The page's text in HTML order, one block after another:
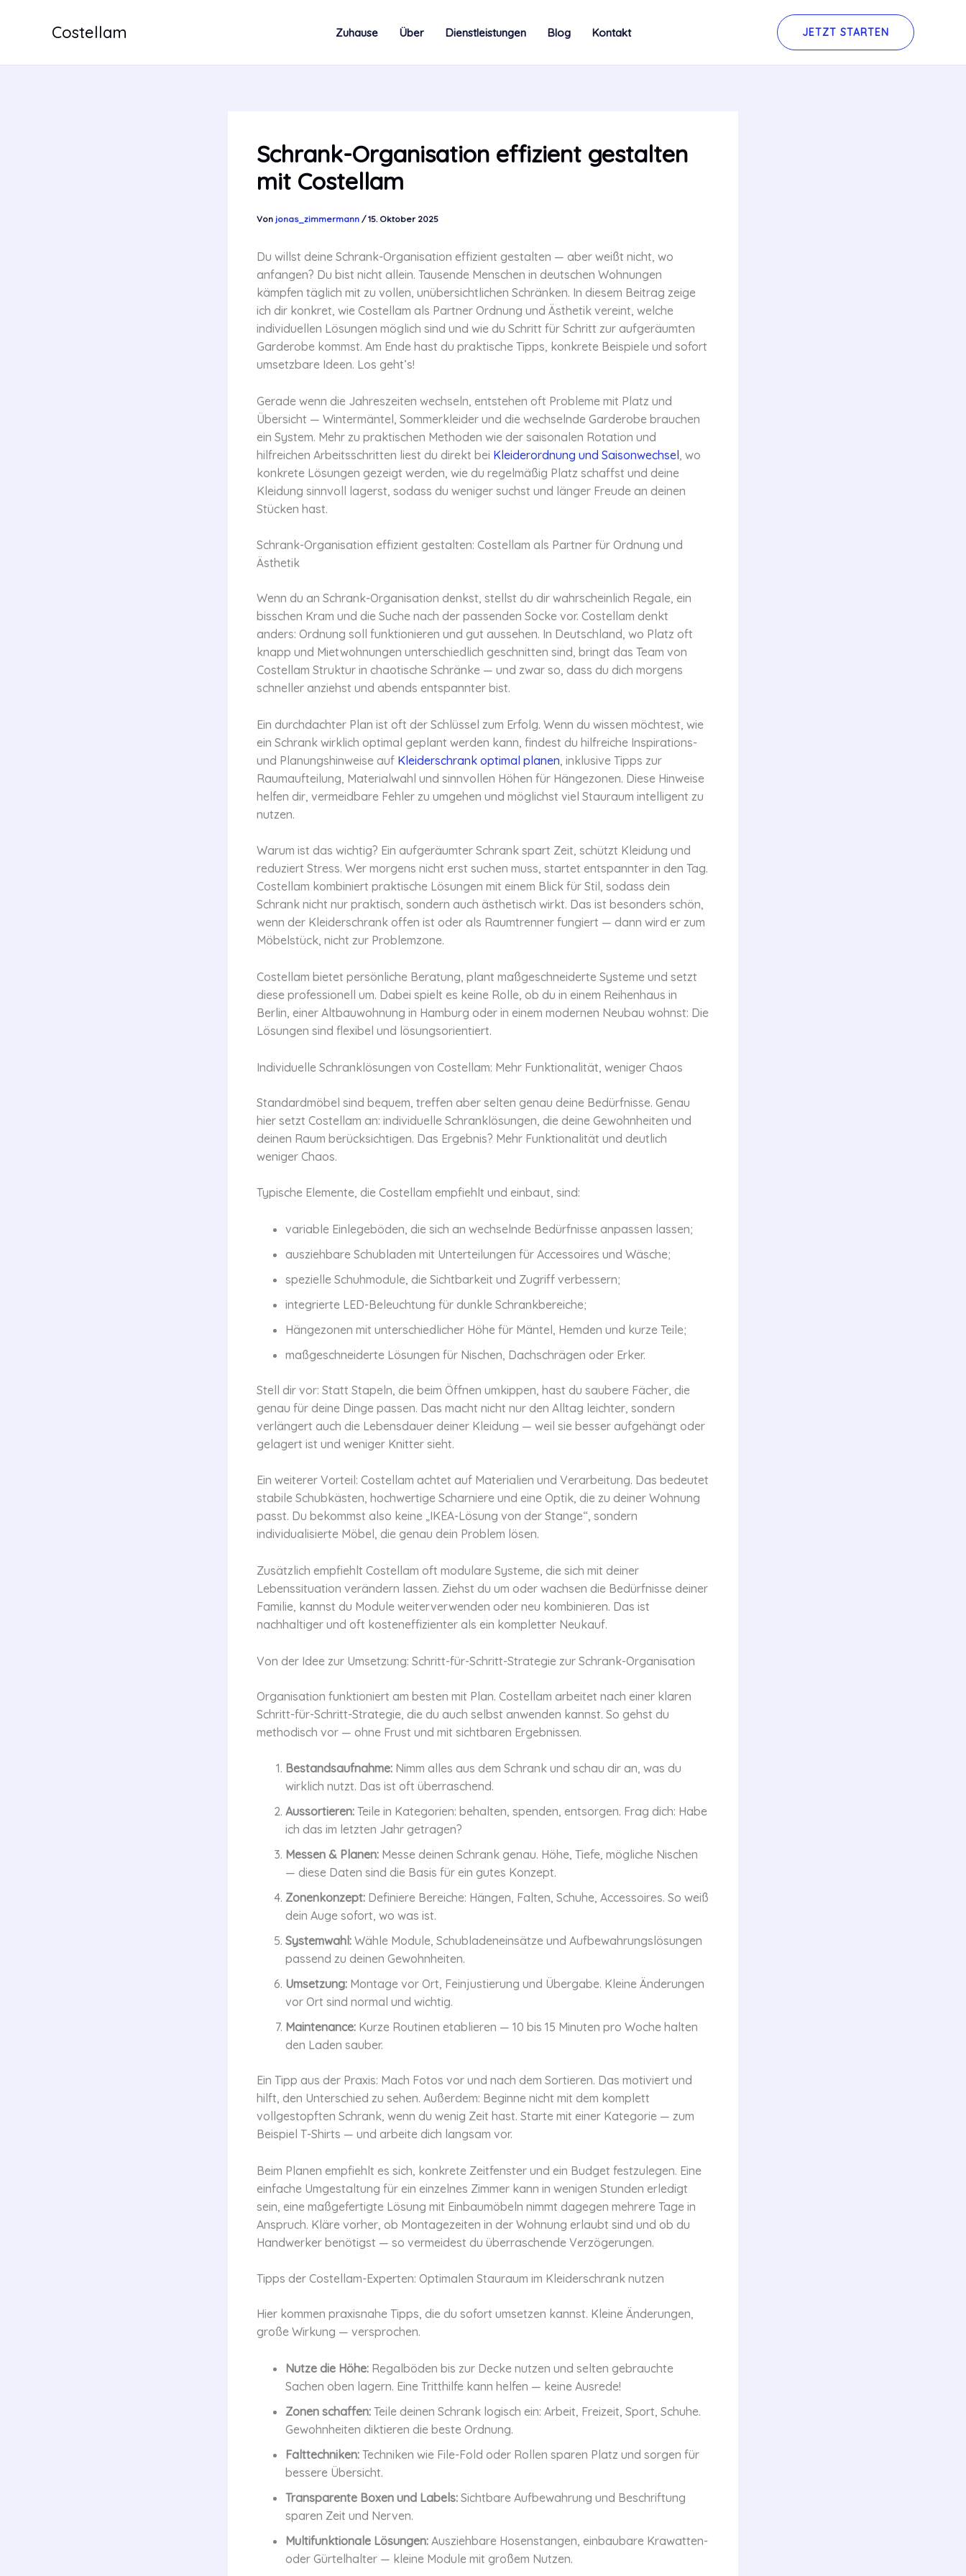
Costellam Zuhause Über Dienstleistungen Blog Kontakt JETZT STARTEN
Schrank-Organisation effizient gestalten
mit Costellam
Von jonas_zimmermann /15. Oktober 2025
Du willst deine Schrank-Organisation effizient gestalten — aber weißt nicht, wo
anfangen? Du bist nicht allein. Tausende Menschen in deutschen Wohnungen
kämpfen täglich mit zu vollen, unübersichtlichen Schränken. In diesem Beitrag zeige
ich dir konkret, wie Costellam als Partner Ordnung und Ästhetik vereint, welche
individuellen Lösungen möglich sind und wie du Schritt für Schritt zur aufgeräumten
Garderobe kommst. Am Ende hast du praktische Tipps, konkrete Beispiele und sofort
umsetzbare Ideen. Los geht’s!
Gerade wenn die Jahreszeiten wechseln, entstehen oft Probleme mit Platz und
Übersicht — Wintermäntel, Sommerkleider und die wechselnde Garderobe brauchen
ein System. Mehr zu praktischen Methoden wie der saisonalen Rotation und
hilfreichen Arbeitsschritten liest du direkt bei Kleiderordnung und Saisonwechsel , wo
konkrete Lösungen gezeigt werden, wie du regelmäßig Platz schaffst und deine
Kleidung sinnvoll lagerst, sodass du weniger suchst und länger Freude an deinen
Stücken hast.
Schrank-Organisation effizient gestalten: Costellam als Partner für Ordnung und
Ästhetik
Wenn du an Schrank-Organisation denkst, stellst du dir wahrscheinlich Regale, ein
bisschen Kram und die Suche nach der passenden Socke vor. Costellam denkt
anders: Ordnung soll funktionieren und gut aussehen. In Deutschland, wo Platz oft
knapp und Mietwohnungen unterschiedlich geschnitten sind, bringt das Team von
Costellam Struktur in chaotische Schränke — und zwar so, dass du dich morgens
schneller anziehst und abends entspannter bist.
Ein durchdachter Plan ist oft der Schlüssel zum Erfolg. Wenn du wissen möchtest, wie
ein Schrank wirklich optimal geplant werden kann, findest du hilfreiche Inspirations-
und Planungshinweise auf Kleiderschrank optimal planen , inklusive Tipps zur
Raumaufteilung, Materialwahl und sinnvollen Höhen für Hängezonen. Diese Hinweise
helfen dir, vermeidbare Fehler zu umgehen und möglichst viel Stauraum intelligent zu
nutzen.
Warum ist das wichtig? Ein aufgeräumter Schrank spart Zeit, schützt Kleidung und
reduziert Stress. Wer morgens nicht erst suchen muss, startet entspannter in den Tag.
Costellam kombiniert praktische Lösungen mit einem Blick für Stil, sodass dein
Schrank nicht nur praktisch, sondern auch ästhetisch wirkt. Das ist besonders schön,
wenn der Kleiderschrank offen ist oder als Raumtrenner fungiert — dann wird er zum
Möbelstück, nicht zur Problemzone.
Costellam bietet persönliche Beratung, plant maßgeschneiderte Systeme und setzt
diese professionell um. Dabei spielt es keine Rolle, ob du in einem Reihenhaus in
Berlin, einer Altbauwohnung in Hamburg oder in einem modernen Neubau wohnst: Die
Lösungen sind flexibel und lösungsorientiert.
Individuelle Schranklösungen von Costellam: Mehr Funktionalität, weniger Chaos
Standardmöbel sind bequem, treffen aber selten genau deine Bedürfnisse. Genau
hier setzt Costellam an: individuelle Schranklösungen, die deine Gewohnheiten und
deinen Raum berücksichtigen. Das Ergebnis? Mehr Funktionalität und deutlich
weniger Chaos.
Typische Elemente, die Costellam empfiehlt und einbaut, sind:
variable Einlegeböden, die sich an wechselnde Bedürfnisse anpassen lassen;
ausziehbare Schubladen mit Unterteilungen für Accessoires und Wäsche;
spezielle Schuhmodule, die Sichtbarkeit und Zugriff verbessern;
integrierte LED-Beleuchtung für dunkle Schrankbereiche;
Hängezonen mit unterschiedlicher Höhe für Mäntel, Hemden und kurze Teile;
maßgeschneiderte Lösungen für Nischen, Dachschrägen oder Erker.
Stell dir vor: Statt Stapeln, die beim Öffnen umkippen, hast du saubere Fächer, die
genau für deine Dinge passen. Das macht nicht nur den Alltag leichter, sondern
verlängert auch die Lebensdauer deiner Kleidung — weil sie besser aufgehängt oder
gelagert ist und weniger Knitter sieht.
Ein weiterer Vorteil: Costellam achtet auf Materialien und Verarbeitung. Das bedeutet
stabile Schubkästen, hochwertige Scharniere und eine Optik, die zu deiner Wohnung
passt. Du bekommst also keine „IKEA-Lösung von der Stange“, sondern
individualisierte Möbel, die genau dein Problem lösen.
Zusätzlich empfiehlt Costellam oft modulare Systeme, die sich mit deiner
Lebenssituation verändern lassen. Ziehst du um oder wachsen die Bedürfnisse deiner
Familie, kannst du Module weiterverwenden oder neu kombinieren. Das ist
nachhaltiger und oft kosteneffizienter als ein kompletter Neukauf.
Von der Idee zur Umsetzung: Schritt-für-Schritt-Strategie zur Schrank-Organisation
Organisation funktioniert am besten mit Plan. Costellam arbeitet nach einer klaren
Schritt-für-Schritt-Strategie, die du auch selbst anwenden kannst. So gehst du
methodisch vor — ohne Frust und mit sichtbaren Ergebnissen.
Bestandsaufnahme: Nimm alles aus dem Schrank und schau dir an, was du
wirklich nutzt. Das ist oft überraschend.
Aussortieren: Teile in Kategorien: behalten, spenden, entsorgen. Frag dich: Habe
ich das im letzten Jahr getragen?
Messen & Planen: Messe deinen Schrank genau. Höhe, Tiefe, mögliche Nischen
— diese Daten sind die Basis für ein gutes Konzept.
Zonenkonzept: Definiere Bereiche: Hängen, Falten, Schuhe, Accessoires. So weiß
dein Auge sofort, wo was ist.
Systemwahl: Wähle Module, Schubladeneinsätze und Aufbewahrungslösungen
passend zu deinen Gewohnheiten.
Umsetzung: Montage vor Ort, Feinjustierung und Übergabe. Kleine Änderungen
vor Ort sind normal und wichtig.
Maintenance: Kurze Routinen etablieren — 10 bis 15 Minuten pro Woche halten
den Laden sauber.
Ein Tipp aus der Praxis: Mach Fotos vor und nach dem Sortieren. Das motiviert und
hilft, den Unterschied zu sehen. Außerdem: Beginne nicht mit dem komplett
vollgestopften Schrank, wenn du wenig Zeit hast. Starte mit einer Kategorie — zum
Beispiel T-Shirts — und arbeite dich langsam vor.
Beim Planen empfiehlt es sich, konkrete Zeitfenster und ein Budget festzulegen. Eine
einfache Umgestaltung für ein einzelnes Zimmer kann in wenigen Stunden erledigt
sein, eine maßgefertigte Lösung mit Einbaumöbeln nimmt dagegen mehrere Tage in
Anspruch. Kläre vorher, ob Montagezeiten in der Wohnung erlaubt sind und ob du
Handwerker benötigst — so vermeidest du überraschende Verzögerungen.
Tipps der Costellam-Experten: Optimalen Stauraum im Kleiderschrank nutzen
Hier kommen praxisnahe Tipps, die du sofort umsetzen kannst. Kleine Änderungen,
große Wirkung — versprochen.
Nutze die Höhe: Regalböden bis zur Decke nutzen und selten gebrauchte
Sachen oben lagern. Eine Tritthilfe kann helfen — keine Ausrede!
Zonen schaffen: Teile deinen Schrank logisch ein: Arbeit, Freizeit, Sport, Schuhe.
Gewohnheiten diktieren die beste Ordnung.
Falttechniken: Techniken wie File-Fold oder Rollen sparen Platz und sorgen für
bessere Übersicht.
Transparente Boxen und Labels: Sichtbare Aufbewahrung und Beschriftung
sparen Zeit und Nerven.
Multifunktionale Lösungen: Ausziehbare Hosenstangen, einbaubare Krawatten-
oder Gürtelhalter — kleine Module mit großem Nutzen.